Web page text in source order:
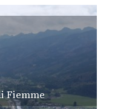
Fiemme